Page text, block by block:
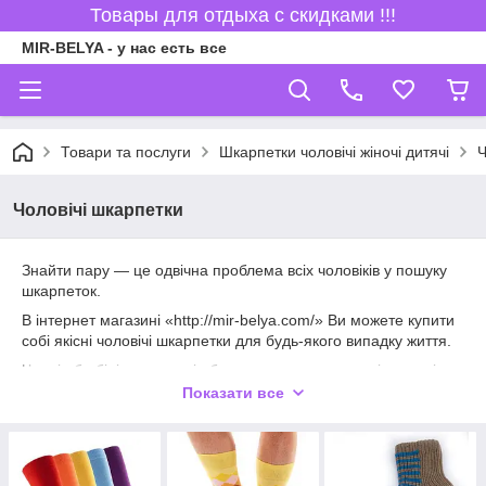
Товары для отдыха с скидками !!!
MIR-BELYA - у нас есть все
Товари та послуги Шкарпетки чоловічі жіночі дитячі
Чоловічі шкарпетки
Знайти пару — це одвічна проблема всіх чоловіків у пошуку
шкарпеток.
В інтернет магазині «http://mir-belya.com/» Ви можете купити
собі якісні чоловічі шкарпетки для будь-якого випадку життя.
Чорні або білі, кольорові або з малюнком — все різноманіття
Ви зможете знайти на сторінках нашого онлайн-магазину.
ідеально підійдуть під діловий костюм і класичні туфлі, ми
також пропонуємо широкий вибір самих різних квітів і
малюнків.
Показати все